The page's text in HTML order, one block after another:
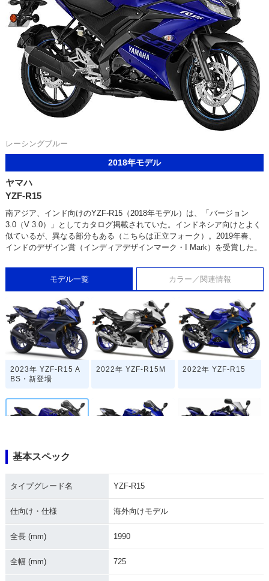
レーシングブルー
2018年モデル
ヤマハ
YZF-R15
南アジア、インド向けのYZF-R15（2018年モデル）は、「バージョン
3.0（V 3.0）」としてカタログ掲載されていた。インドネシア向けとよく
似ているが、異なる部分もある（こちらは正立フォーク）。2019年春、
インドのデザイン賞（インディアデザインマーク・I Mark）を受賞した。
モデル一覧 カラー／関連情報
2023年 YZF-R15 A
BS・新登場
2022年 YZF-R15M 2022年 YZF-R15
基本スペック
タイプグレード名 YZF-R15
仕向け・仕様 海外向けモデル
全長 (mm) 1990
全幅 (mm) 725